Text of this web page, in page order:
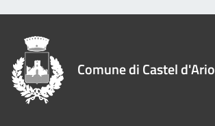
Comune di Castel d'Ario